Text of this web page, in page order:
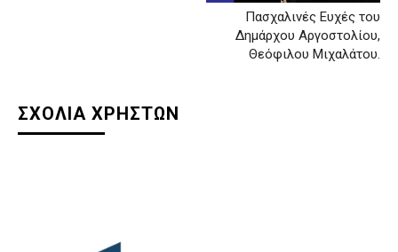
Πασχαλινές Ευχές του
Δημάρχου Αργοστολίου,
Θεόφιλου Μιχαλάτου.
ΣΧΟΛΙΑ ΧΡΗΣΤΩΝ